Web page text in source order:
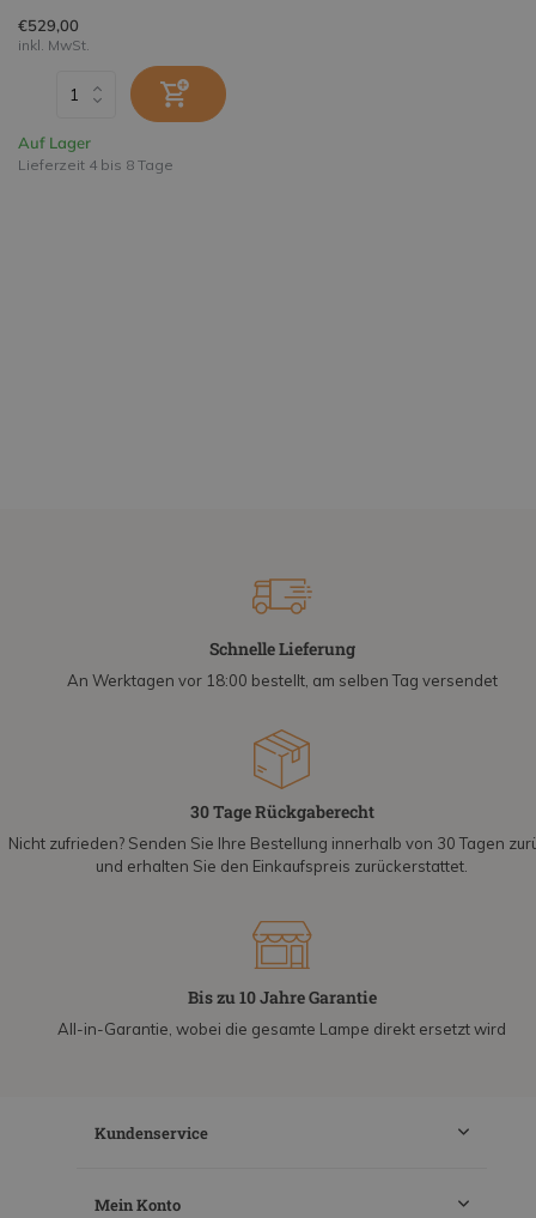
€529,00
inkl. MwSt.
Auf Lager
Lieferzeit 4 bis 8 Tage
Schnelle Lieferung
An Werktagen vor 18:00 bestellt, am selben Tag versendet
30 Tage Rückgaberecht
Nicht zufrieden? Senden Sie Ihre Bestellung innerhalb von 30 Tagen
und erhalten Sie den Einkaufspreis zurückerstattet.
Bis zu 10 Jahre Garantie
All-in-Garantie, wobei die gesamte Lampe direkt ersetzt wird
Kundenservice
Mein Konto